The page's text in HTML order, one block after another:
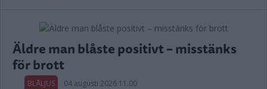
Äldre man blåste positivt – misstänks
för brott
BLÅLJUS 04 augusti 2026 11.00